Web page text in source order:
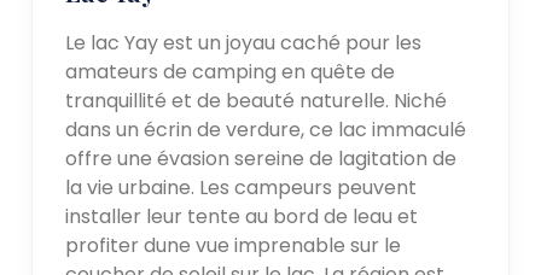
Le lac Yay est un joyau caché pour les
amateurs de camping en quête de
tranquillité et de beauté naturelle. Niché
dans un écrin de verdure, ce lac immaculé
offre une évasion sereine de lagitation de
la vie urbaine. Les campeurs peuvent
installer leur tente au bord de leau et
profiter dune vue imprenable sur le